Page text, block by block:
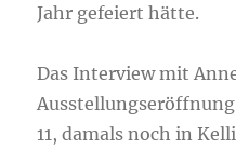
Jahr gefeiert hätte.
Das Interview mit
Ausstellungseröffnung
11, damals noch in